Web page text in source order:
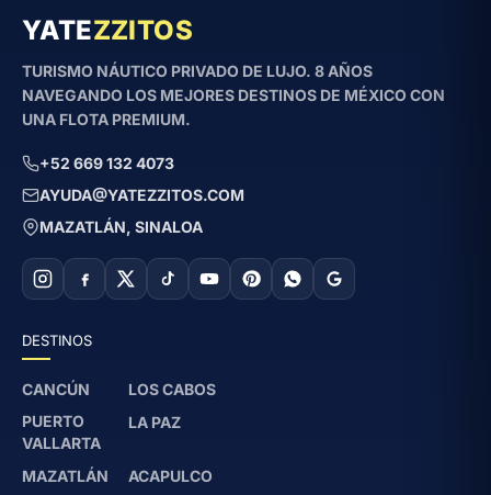
YATEZZITOS
TURISMO NÁUTICO PRIVADO DE LUJO. 8 AÑOS
NAVEGANDO LOS MEJORES DESTINOS DE MÉXICO CON
UNA FLOTA PREMIUM.
+52 669 132 4073
AYUDA@YATEZZITOS.COM
MAZATLÁN, SINALOA
DESTINOS
CANCÚN
LOS CABOS
PUERTO
VALLARTA
LA PAZ
MAZATLÁN
ACAPULCO